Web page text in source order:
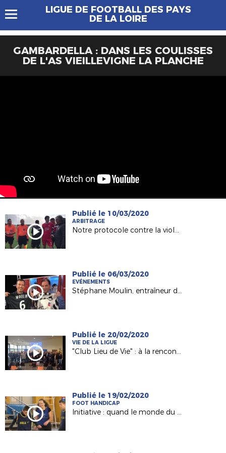
LIGUE DE FOOTBALL DES PAYS
DE LA LOIRE
GAMBARDELLA : DANS LES COULISSES
DE L'AS VIEILLEVIGNE LA PLANCHE
Publié le 10/03/2020
ARBITRAGE
Notre protocole contre la violence avant le match Châteaubriant-Mayenne (R2)
Publié le 06/03/2020
EVÉNEMENTS
Stéphane Moulin, entraîneur du Angers SCO invité d' "Une semaine en ballon"
Publié le 20/02/2020
VIE DE LA LIGUE
"Club Lieu de Vie" : à la rencontres des clubs engagés
Publié le 19/02/2020
FOOT HANDICAP
Initiative : quand le monde du handisport et celui le football se rencontrent